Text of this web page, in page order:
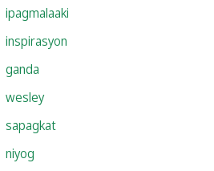
ipagmalaaki
inspirasyon
ganda
wesley
sapagkat
niyog